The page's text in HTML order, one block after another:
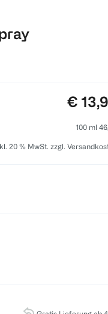
Preis:
€
100 ml
20 % MwSt. zzgl.